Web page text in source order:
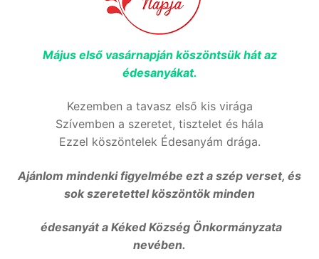
Május első vasárnapján köszöntsük hát az
édesanyákat.
Kezemben a tavasz első kis virága
Szívemben a szeretet, tisztelet és hála
Ezzel köszöntelek Édesanyám drága.
Ajánlom mindenki figyelmébe ezt a szép verset, és
sok szeretettel köszöntök minden
édesanyát a Kéked Község Önkormányzata
nevében.